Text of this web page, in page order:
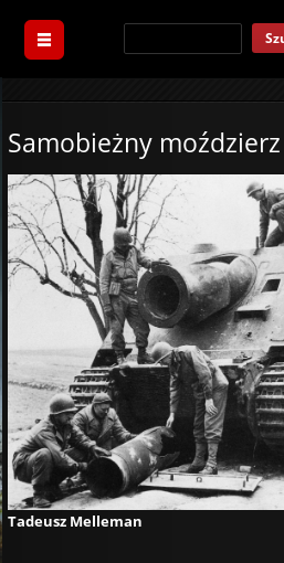
Samobieżny
Tadeusz Melleman